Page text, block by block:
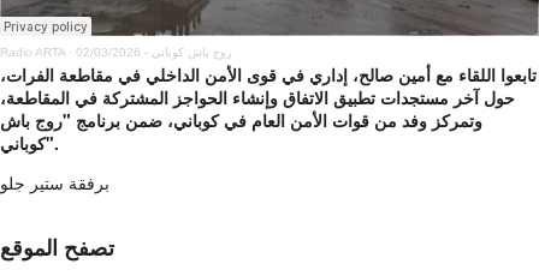
Radio ARTA · روج باش كوباني - 02/03/2026
تابعوا اللقاء مع أمين صالح، إداري في قوى الأمن الداخلي في مقاطعة الفرات،
حول آخر مستجدات تطبيق الاتفاق وإنشاء الحواجز المشتركة في المقاطعة،
وتمركز وفد من قوات الأمن العام في كوباني، ضمن برنامج "روج باش
كوباني".
تصفح الموقع